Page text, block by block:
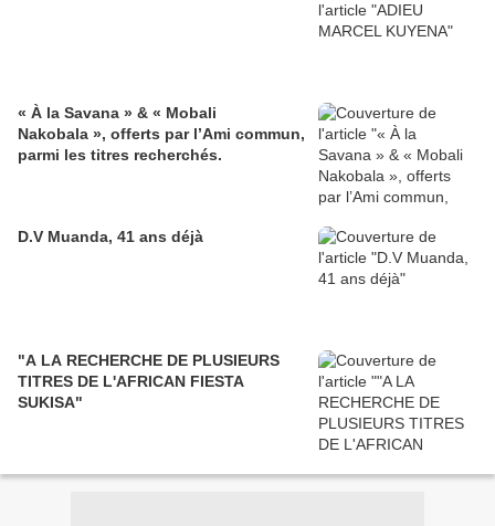
« À la Savana » & « Mobali
Nakobala », offerts par l’Ami commun,
parmi les titres recherchés.
D.V Muanda, 41 ans déjà
"A LA RECHERCHE DE PLUSIEURS
TITRES DE L'AFRICAN FIESTA
SUKISA"